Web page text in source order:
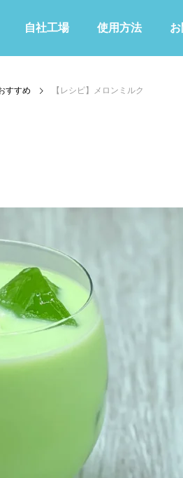
自社工場 使用方法
青色
すすめ 【レシピ】メロンミルク